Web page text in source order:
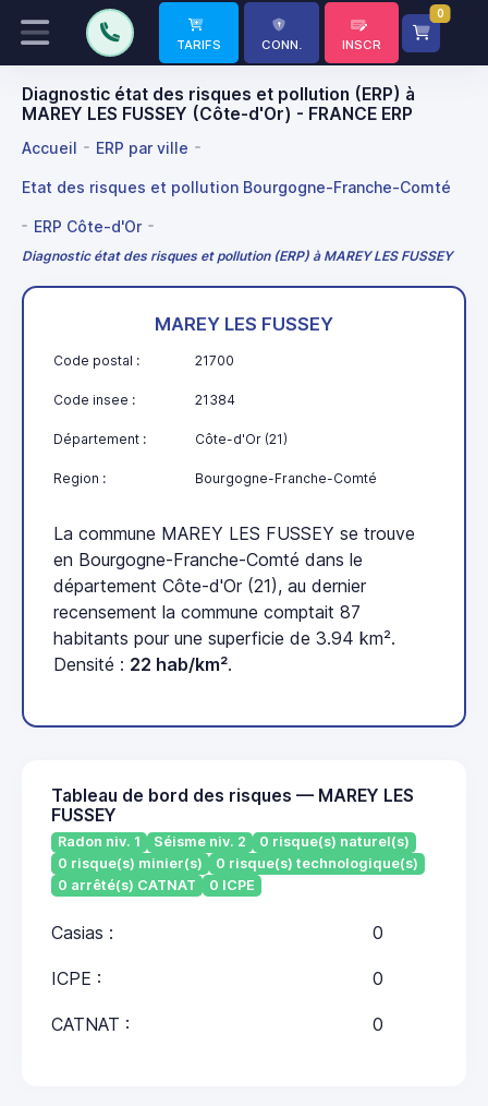
TARIFS CONN. INSCR
0
Diagnostic état des risques et pollution (ERP) à
MAREY LES FUSSEY (Côte-d'Or) - FRANCE ERP
Accueil ERP par ville
Etat des risques et pollution Bourgogne-Franche-Comté
ERP Côte-d'Or
Diagnostic état des risques et pollution (ERP) à MAREY LES FUSSEY
MAREY LES FUSSEY
Code postal : 21700
Code insee : 21384
Département : Côte-d'Or (21)
Region : Bourgogne-Franche-Comté
La commune MAREY LES FUSSEY se trouve
en Bourgogne-Franche-Comté dans le
département Côte-d'Or (21), au dernier
recensement la commune comptait 87
habitants pour une superficie de 3.94 km².
Densité : 22 hab/km².
Tableau de bord des risques — MAREY LES
FUSSEY
Radon niv. 1 Séisme niv. 2
0 risque(s) naturel(s)
0 risque(s) minier(s)
0 risque(s) technologique(s)
0 arrêté(s) CATNAT
0 ICPE
Casias : 0
ICPE : 0
CATNAT : 0